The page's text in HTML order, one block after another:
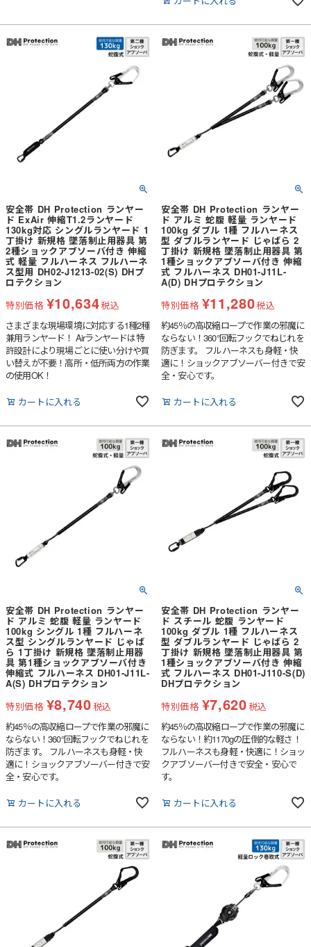
安全帯 DH Protection ランヤー
ド ExAir 伸縮T1.2ランヤード
130kg対応 シングルランヤード 1
丁掛け 新規格 墜落制止用器具 第
2種ショックアブソーバ付き 伸縮
式 軽量 フルハーネス フルハーネ
ス型用 DH02-J1213-02(S) DHプ
ロテクション
特別価格 ¥10,634税込
さまざまな現場環境に対応する1種2種
兼用ランヤード！ Airランヤードは特
許設計により現場ごとに使い分けや買
い替えが不要！高所・低所両方の作業
の使用OK！
カートに入れる
安全帯 DH Protection ランヤー
ド アルミ 蛇腹 軽量 ランヤード
100kg ダブル 1種 フルハーネス
型 ダブルランヤード じゃばら 2
丁掛け 新規格 墜落制止用器具 第
1種ショックアブソーバ付き 伸縮
式 フルハーネス DH01-J11L-
A(D) DHプロテクション
特別価格 ¥11,280税込
約45％の高収縮ロープで作業の邪魔に
ならない！360°回転フックでねじれを
防ぎます。 フルハーネスも身軽・快
適に！ショックアブソーバー付きで安
全・安心です。
カートに入れる
安全帯 DH Protection ランヤー
ド アルミ 蛇腹 軽量 ランヤード
100kg シングル 1種 フルハーネ
ス型 シングルランヤード じゃば
ら 1丁掛け 新規格 墜落制止用器
具 第1種ショックアブソーバ付き
伸縮式 フルハーネス DH01-J11L-
A(S) DHプロテクション
特別価格 ¥8,740税込
約45％の高収縮ロープで作業の邪魔に
ならない！360°回転フックでねじれを
防ぎます。 フルハーネスも身軽・快
適に！ショックアブソーバー付きで安
全・安心です。
カートに入れる
安全帯 DH Protection ランヤー
ド スチール 蛇腹 ランヤード
100kg ダブル 1種 フルハーネス
型 ダブルランヤード じゃばら 2
丁掛け 新規格 墜落制止用器具 第
1種ショックアブソーバ付き 伸縮
式 フルハーネス DH01-J110-S(D)
DHプロテクション
特別価格 ¥7,620税込
約45％の高収縮ロープで作業の邪魔に
ならない！約1170gの圧倒的な軽さ！
フルハーネスも身軽・快適に！ショッ
クアブソーバー付きで安全・安心で
す。
カートに入れる